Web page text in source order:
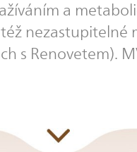
a
s Renovetem).